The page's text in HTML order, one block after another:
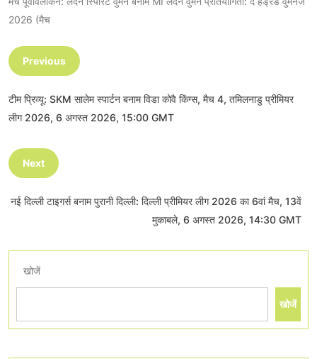
2026 (मैच
Previous
टीम प्रिव्यू: SKM सालेम स्पार्टन बनाम विडा कोवै किंग्स, मैच 4, तमिलनाडु प्रीमियर
लीग 2026, 6 अगस्त 2026, 15:00 GMT
Next
नई दिल्ली टाइगर्स बनाम पुरानी दिल्ली: दिल्ली प्रीमियर लीग 2026 का 6वां मैच, 13वें
मुकाबले, 6 अगस्त 2026, 14:30 GMT
खोजें
खोजें